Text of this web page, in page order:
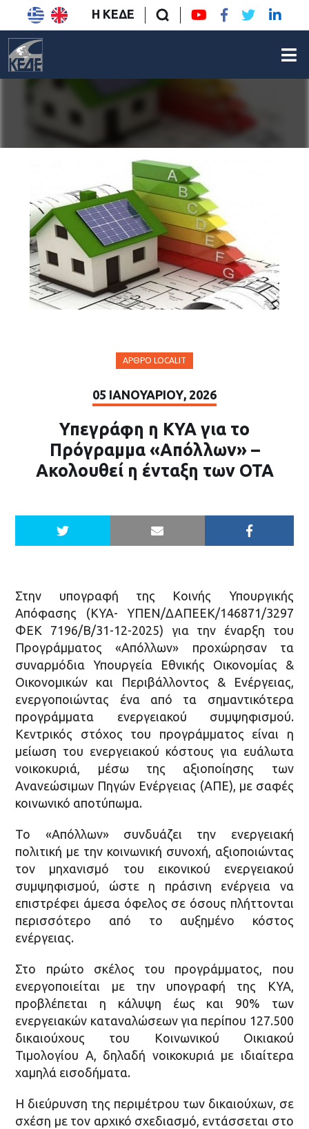
Η ΚΕΔΕ
ΆΡΘΡΟ LOCALIT
05 ΙΑΝΟΥΑΡΊΟΥ, 2026
Υπεγράφη η ΚΥΑ για το
Πρόγραμμα «Απόλλων» –
Ακολουθεί η ένταξη των ΟΤΑ
Στην υπογραφή της Κοινής Υπουργικής
Απόφασης (ΚΥΑ- ΥΠΕΝ/ΔΑΠΕΕΚ/146871/3297
ΦΕΚ 7196/Β/31-12-2025) για την έναρξη του
Προγράμματος «Απόλλων» προχώρησαν τα
συναρμόδια Υπουργεία Εθνικής Οικονομίας &
Οικονομικών και Περιβάλλοντος & Ενέργειας,
ενεργοποιώντας ένα από τα σημαντικότερα
προγράμματα ενεργειακού συμψηφισμού.
Κεντρικός στόχος του προγράμματος είναι η
μείωση του ενεργειακού κόστους για ευάλωτα
νοικοκυριά, μέσω της αξιοποίησης των
Ανανεώσιμων Πηγών Ενέργειας (ΑΠΕ), με σαφές
κοινωνικό αποτύπωμα.
Το «Απόλλων» συνδυάζει την ενεργειακή
πολιτική με την κοινωνική συνοχή, αξιοποιώντας
τον μηχανισμό του εικονικού ενεργειακού
συμψηφισμού, ώστε η πράσινη ενέργεια να
επιστρέφει άμεσα όφελος σε όσους πλήττονται
περισσότερο από το αυξημένο κόστος
ενέργειας.
Στο πρώτο σκέλος του προγράμματος, που
ενεργοποιείται με την υπογραφή της ΚΥΑ,
προβλέπεται η κάλυψη έως και 90% των
ενεργειακών καταναλώσεων για περίπου 127.500
δικαιούχους του Κοινωνικού Οικιακού
Τιμολογίου Α, δηλαδή νοικοκυριά με ιδιαίτερα
χαμηλά εισοδήματα.
Η διεύρυνση της περιμέτρου των δικαιούχων, σε
σχέση με τον αρχικό σχεδιασμό, εντάσσεται στο